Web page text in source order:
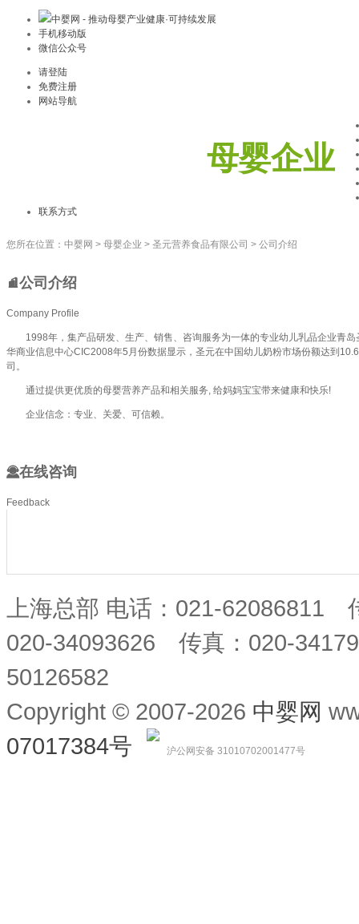
中婴网 - 推动母婴产业健康·可持续发展
手机移动版
微信公众号
请登陆
免费注册
网站导航
母婴企业
联系方式
您所在位置： 中婴网 > 母婴企业 > 圣元营养食品有限公司 > 公司介绍
公司介绍
Company Profile
1998年，集产品研发、生产、销售、咨询服务为一体的专业幼儿乳品企业青岛
华商业信息中心CIC2008年5月份数据显示，圣元在中国幼儿奶粉市场份额达到
司。
通过提供更优质的母婴营养产品和相关服务, 给妈妈宝宝带来健康和快乐!
企业信念：专业、关爱、可信赖。
在线咨询
Feedback
上海总部 电话：021-
020-34093626 传真：020-
50126582
Copyright © 2007-2026 中婴网
07017384号
沪公网安备 31010702001477号